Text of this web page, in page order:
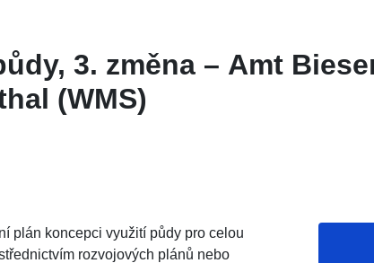
3. změna – Amt
(WMS)
plán koncepci využití půdy pro celou
rozvojových plánů nebo